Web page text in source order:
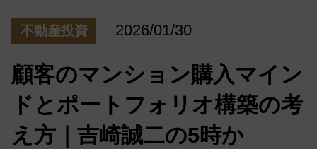
不動産投資 2026/01/30
顧客のマンション購入マイン
ドとポートフォリオ構築の考
え方｜吉崎誠二の5時か